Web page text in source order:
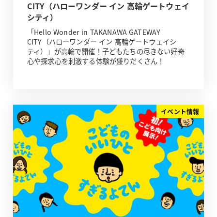
CITY（ハローワンダー イン 高輪ゲートウェイ
シティ）
「Hello Wonder in TAKANAWA GATEWAY
CITY（ハローワンダー イン 高輪ゲートウェイシ
ティ）」が高輪で開催！子どもたちの尽きない好奇
心や探求心を刺激する体験が盛りだくさん！
イベント情報